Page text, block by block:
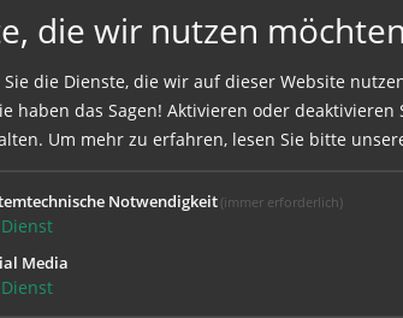
sich mit Ihrem Benutzernamen
die wir nutzen möchten
Sie die Dienste, die wir auf dieser Website
haben das Sagen! Aktivieren oder deaktivieren
Um mehr zu erfahren, lesen Sie bitte
Notwendigkeit (immer erforderlich)
Dienst
Media
Dienst